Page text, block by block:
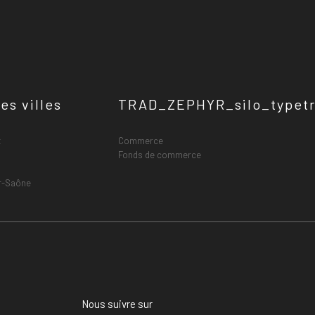
villes
Saône
Commerce
Fonds de commerce
Nous suivre sur